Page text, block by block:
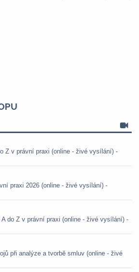
Z v právní praxi (online - živé vysílání) -
praxi 2026 (online - živé vysílání) -
A do Z v právní praxi (online - živé vysílání) -
při analýze a tvorbě smluv (online - živé